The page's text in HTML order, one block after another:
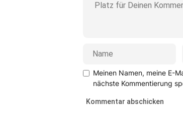
Meinen Namen, meine E-
nächste Kommentierung